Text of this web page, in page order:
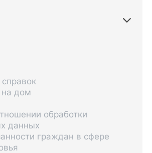
на дом
обработки
данных
граждан в сфере